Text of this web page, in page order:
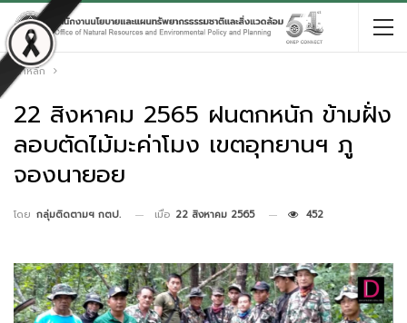
หน้าหลัก
22 สิงหาคม 2565 ฝนตกหนัก ข้ามฝั่ง
ลอบตัดไม้มะค่าโมง เขตอุทยานฯ ภู
จองนายอย
โดย กลุ่มติดตามฯ กตป. เมื่อ 22 สิงหาคม 2565 452